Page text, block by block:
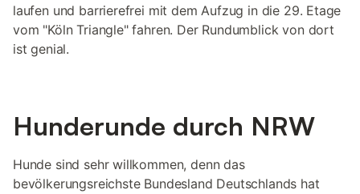
laufen und barrierefrei mit dem Aufzug in die 29. Etage
vom "Köln Triangle" fahren. Der Rundumblick von dort
ist genial.
Hunderunde durch NRW
Hunde sind sehr willkommen, denn das
bevölkerungsreichste Bundesland Deutschlands hat